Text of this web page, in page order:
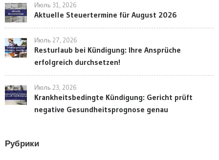
Июль 31, 2026
Aktuelle Steuertermine für August 2026
Июль 27, 2026
Resturlaub bei Kündigung: Ihre Ansprüche
erfolgreich durchsetzen!
Июль 23, 2026
Krankheitsbedingte Kündigung: Gericht prüft
negative Gesundheitsprognose genau
Рубрики